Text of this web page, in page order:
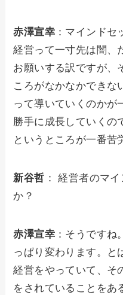
赤澤宣幸 ：マインドセ
経営って一寸先は闇、
お願いする訳ですが、
ころがなかなかできな
って導いていくのかが
勝手に成長していくの
というところが一番苦
新谷哲 ： 経営者のマ
か？
赤澤宣幸 ：そうです
っぱり変わります。と
経営をやっていて、そ
をされていることをあ